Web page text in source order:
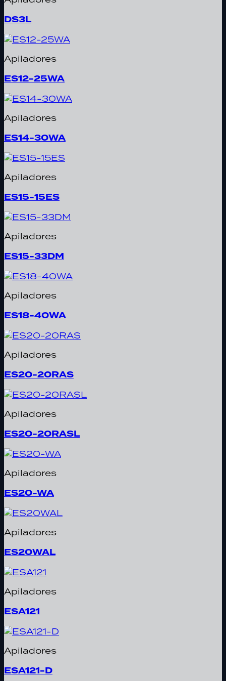
DS3L
Apiladores
ES12-25WA
Apiladores
ES14-30WA
Apiladores
ES15-15ES
Apiladores
ES15-33DM
Apiladores
ES18-40WA
Apiladores
ES20-20RAS
Apiladores
ES20-20RASL
Apiladores
ES20-WA
Apiladores
ES20WAL
Apiladores
ESA121
Apiladores
ESA121-D